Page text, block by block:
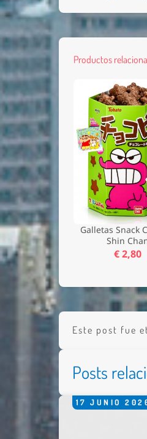
Productos
Galletas Snack
Shin
€ 2,80
Este post fue
Posts
17 JUNIO